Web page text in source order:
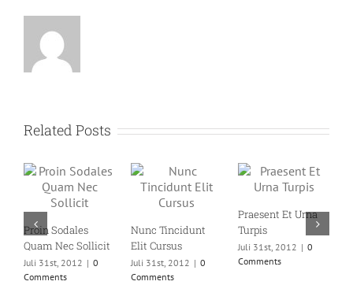
Related Posts
Proin Sodales
Quam Nec Sollicit
Juli 31st, 2012 | 0
Comments
Nunc Tincidunt
Elit Cursus
Juli 31st, 2012 | 0
Comments
Praesent Et Urna
Turpis
Juli 31st, 2012 | 0
Comments